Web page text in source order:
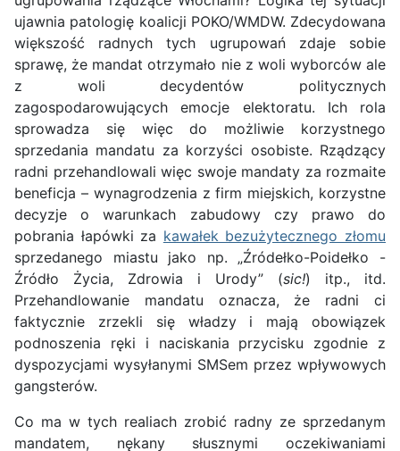
ujawnia patologię koalicji POKO/WMDW. Zdecydowana
większość radnych tych ugrupowań zdaje sobie
sprawę, że mandat otrzymało nie z woli wyborców ale
z woli decydentów politycznych
zagospodarowujących emocje elektoratu. Ich rola
sprowadza się więc do możliwie korzystnego
sprzedania mandatu za korzyści osobiste. Rządzący
radni przehandlowali więc swoje mandaty za rozmaite
beneficja – wynagrodzenia z firm miejskich, korzystne
decyzje o warunkach zabudowy czy prawo do
pobrania łapówki za kawałek bezużytecznego złomu
sprzedanego miastu jako np. „Źródełko-Poidełko -
Źródło Życia, Zdrowia i Urody” (sic!) itp., itd.
Przehandlowanie mandatu oznacza, że radni ci
faktycznie zrzekli się władzy i mają obowiązek
podnoszenia ręki i naciskania przycisku zgodnie z
dyspozycjami wysyłanymi SMSem przez wpływowych
gangsterów.
Co ma w tych realiach zrobić radny ze sprzedanym
mandatem, nękany słusznymi oczekiwaniami